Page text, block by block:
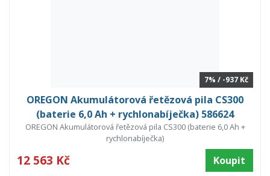
7% / -937 Kč
OREGON Akumulátorová řetězová pila CS300
(baterie 6,0 Ah + rychlonabíječka) 586624
OREGON Akumulátorová řetězová pila CS300 (baterie 6,0 Ah +
rychlonabíječka)
12 563 Kč Koupit